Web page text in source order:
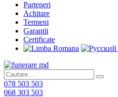
Parteneri
Achitare
Termeni
Garantii
Certificate
078 503 503
068 303 503